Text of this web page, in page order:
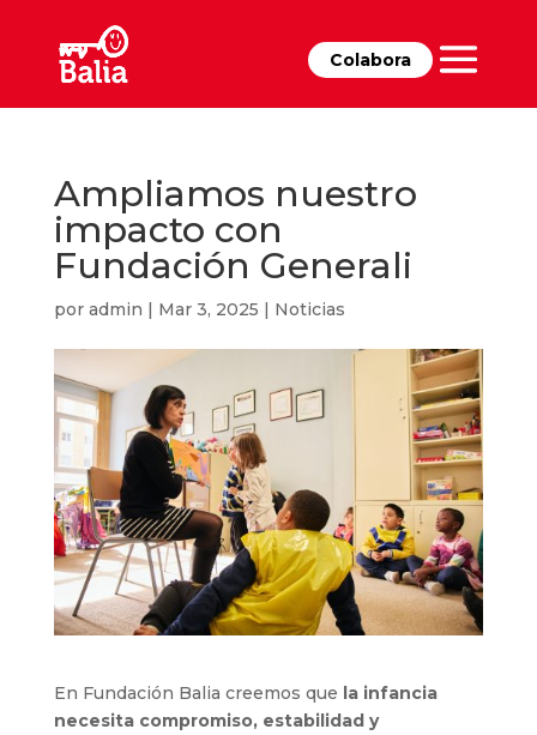
Colabora
Ampliamos nuestro
impacto con
Fundación Generali
por admin | Mar 3, 2025 | Noticias
En Fundación Balia creemos que la infancia
necesita compromiso, estabilidad y